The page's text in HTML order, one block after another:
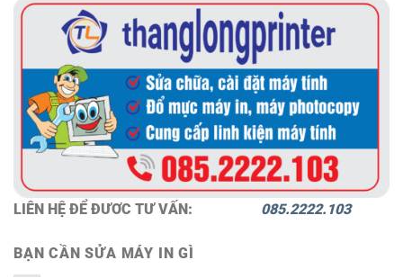
LIÊN HỆ ĐỂ ĐƯƠC TƯ VẤN: 085.2222.103
BẠN CẦN SỬA MÁY IN GÌ